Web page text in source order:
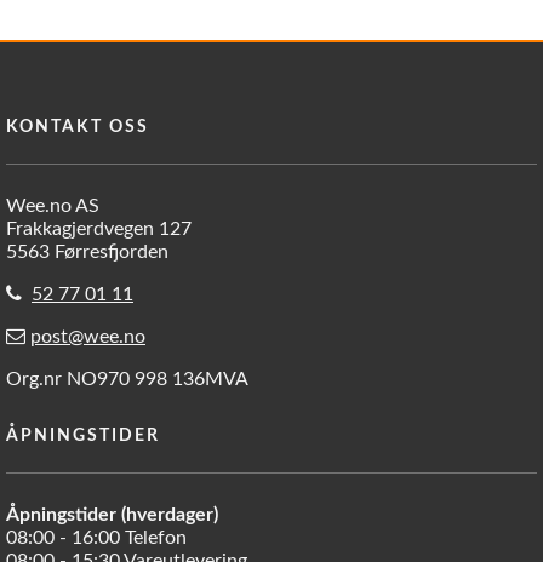
KONTAKT OSS
Wee.no AS
Frakkagjerdvegen 127
5563 Førresfjorden
52 77 01 11
post@wee.no
Org.nr NO970 998 136MVA
ÅPNINGSTIDER
Åpningstider (hverdager)
08:00 - 16:00 Telefon